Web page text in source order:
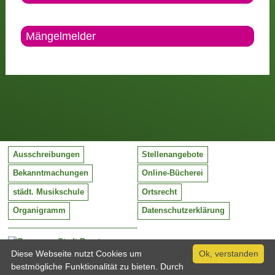
Mängelmelder
Stadt Barntrup
Mittelstraße 38
32683 Barntrup
Ausschreibungen Stellenangebote
Bekanntmachungen Online-Bücherei
städt. Musikschule Ortsrecht
Organigramm Datenschutzerklärung
Ok, verstanden
Diese Webseite nutzt Cookies um
bestmögliche Funktionalität zu bieten. Durch